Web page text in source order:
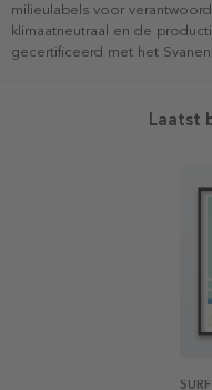
milieulabels voor
klimaatneutraal en de
gecertificeerd met het
Laatst